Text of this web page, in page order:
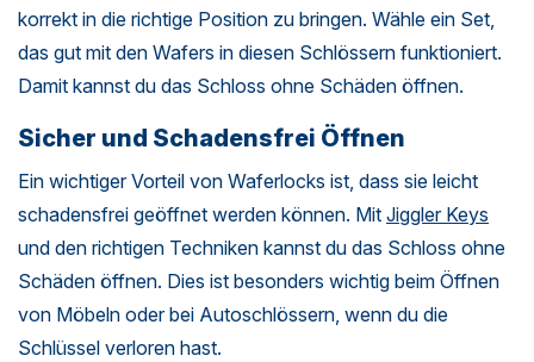
korrekt in die richtige Position zu bringen. Wähle ein Set,
das gut mit den Wafers in diesen Schlössern funktioniert.
Damit kannst du das Schloss ohne Schäden öffnen.
Sicher und Schadensfrei Öffnen
Ein wichtiger Vorteil von Waferlocks ist, dass sie leicht
schadensfrei geöffnet werden können. Mit Jiggler Keys
und den richtigen Techniken kannst du das Schloss ohne
Schäden öffnen. Dies ist besonders wichtig beim Öffnen
von Möbeln oder bei Autoschlössern, wenn du die
Schlüssel verloren hast.